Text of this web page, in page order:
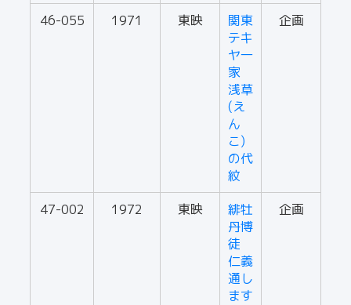
46-055 1971 東映
関東
テキ
ヤ一
家
浅草
(え
ん
こ)
の代
紋
企画
47-002 1972 東映
緋牡
丹博
徒
仁義
通し
ます
企画